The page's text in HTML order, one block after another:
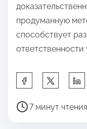
продуманную
способствует
д
В
7 минут чтения